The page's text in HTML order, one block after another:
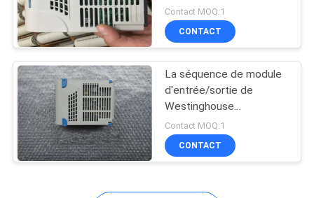
de contrôleur analogue
de noeud à distance
Contact MOQ:1
CONTACT
La séquence de module
d'entrée/sortie de
Westinghouse
1C31233G01
d'opérations à distance
24/48VDC choisissent
Contact MOQ:1
CONTACT